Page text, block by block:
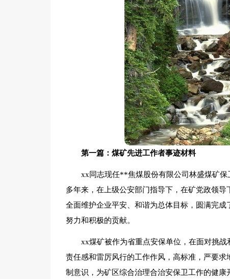
第一篇：煤矿先进工作者事迹材料
xx同志现任**焦煤股份有限公司林盛煤矿保
多年来，在上级公安部门指导下，在矿党政领
全面维护企业平安、和谐为总体目标，圆满完
努力和积极的贡献。
xx煤矿被作为省重点安保单位，在面对挑
责任感和雷厉风行的工作作风，高标准，严要
制意识，为矿区综合治理合治安保卫工作的健康